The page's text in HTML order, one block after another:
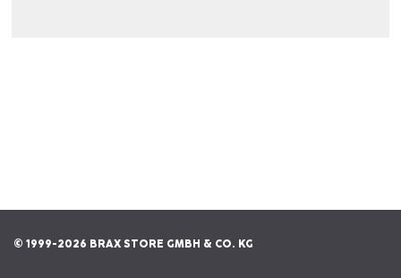
© 1999-2026 BRAX STORE GMBH & CO. KG